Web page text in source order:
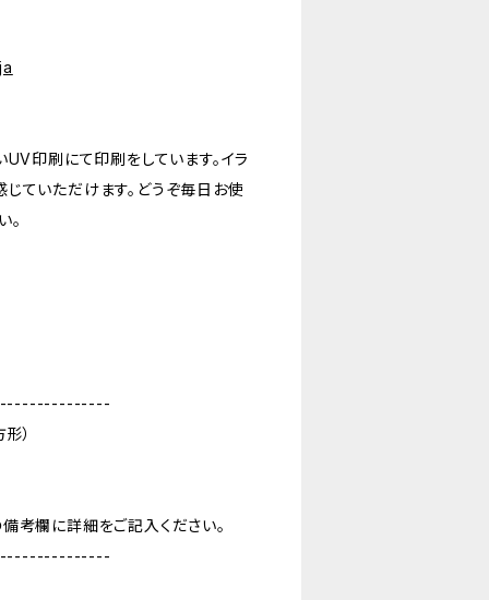
印刷にて印刷をしています。イラ
ていただけます。どうぞ毎日お使
。
）
考欄に詳細をご記入ください。